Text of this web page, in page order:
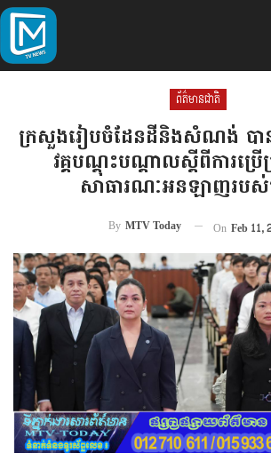
ព័ត៌មានជាតិ
ក្រសួង​រៀប​ចំ​ដែនដី​​និងសំណង់​​ បា
វគ្គបណ្តុះបណ្តាលស្តីពីការប្រើ
សាធារណៈអនឡាញរប
By MTV Today On Feb 11,